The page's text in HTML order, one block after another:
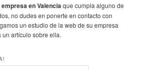
empresa en Valencia que cumpla alguno de
no dudes en ponerte en contacto con
un estudio de la web de su empresa
artículo sobre ella.